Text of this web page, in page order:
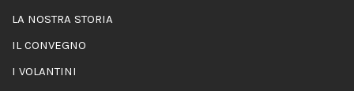
LA NOSTRA STORIA
IL CONVEGNO
I VOLANTINI